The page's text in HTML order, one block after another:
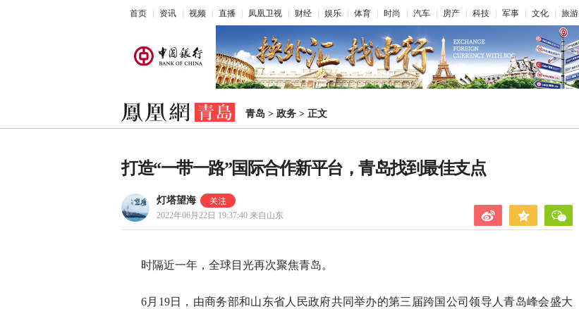
首页 资讯 视频 直播 凤凰卫视 财经 娱乐 体育 时尚 汽车 房产 科技 军事 文化 旅游
青岛 > 政务 > 正文
打造“一带一路”国际合作新平台，青岛找到最佳支点
灯塔望海
2022年06月22日 19:37:40 来自山东
时隔近一年，全球目光再次聚焦青岛。
6月19日，由商务部和山东省人民政府共同举办的第三届跨国公司领导人青岛峰会盛大